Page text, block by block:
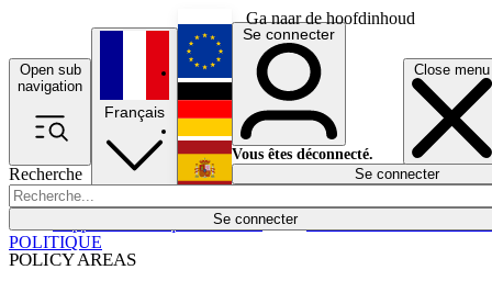
Ga naar de hoofdinhoud
Open sub
navigation
Close menu
Recherche
Se connecter
POLICY AREAS
Économie
Français
English
Deutsch
Español
Se connecter
Vous êtes déconnecté.
Se connecter
POLITIQUE